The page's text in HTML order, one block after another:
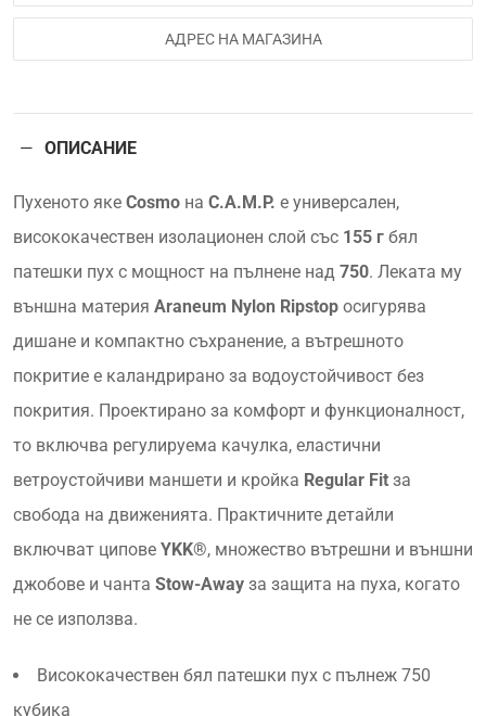
ОПИСАНИЕ
Пухеното яке Cosmo на C.A.M.P. е универсален,
висококачествен изолационен слой със 155 г бял
патешки пух с мощност на пълнене над 750. Леката му
външна материя Araneum Nylon Ripstop осигурява
дишане и компактно съхранение, а вътрешното
покритие е каландрирано за водоустойчивост без
покрития. Проектиранo за комфорт и функционалност,
тo включва регулируема качулка, еластични
ветроустойчиви маншети и кройка Regular Fit за
свобода на движенията. Практичните детайли
включват ципове YKK®, множество вътрешни и външни
джобове и чанта Stow-Away за защита на пуха, когато
не се използва.
Висококачествен бял патешки пух с пълнеж 750
кубика
АДРЕС НА МАГАЗИНА